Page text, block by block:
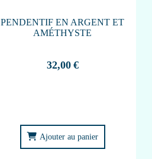
PENDENTIF EN ARGENT ET
AMÉTHYSTE
32,00€
Ajouter au panier